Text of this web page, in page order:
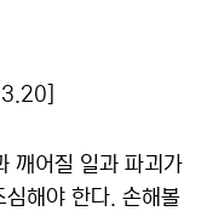
깨어질 일과 파괴가
해야 한다. 손해볼